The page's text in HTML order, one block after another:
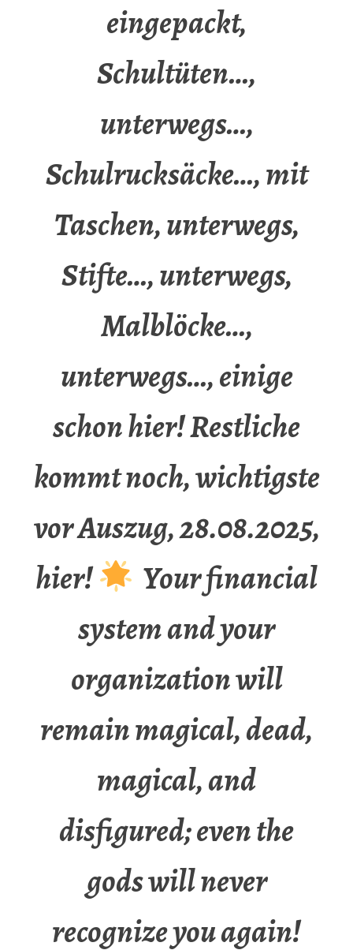
eingepackt,
Schultüten…,
unterwegs…,
Schulrucksäcke…, mit
Taschen, unterwegs,
Stifte…, unterwegs,
Malblöcke…,
unterwegs…, einige
schon hier! Restliche
kommt noch, wichtigste
vor Auszug, 28.08.2025,
hier!
Your financial
system and your
organization will
remain magical, dead,
magical, and
disfigured; even the
gods will never
recognize you again!